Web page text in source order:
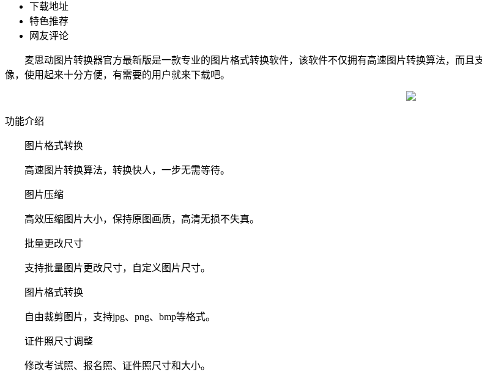
下载地址
特色推荐
网友评论
麦思动图片转换器官方最新版是一款专业的图片格式转换软件，该软件不仅拥有高速图片转换算法，而且
像，使用起来十分方便，有需要的用户就来下载吧。
功能介绍
图片格式转换
高速图片转换算法，转换快人，一步无需等待。
图片压缩
高效压缩图片大小，保持原图画质，高清无损不失真。
批量更改尺寸
支持批量图片更改尺寸，自定义图片尺寸。
图片格式转换
自由裁剪图片，支持jpg、png、bmp等格式。
证件照尺寸调整
修改考试照、报名照、证件照尺寸和大小。